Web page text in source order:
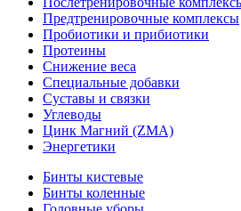
Предтренировочные комплексы
Пробиотики и прибиотики
Протеины
Снижение веса
Специальные добавки
Суставы и связки
Углеводы
Цинк Магний (ZMA)
Энергетики
Бинты кистевые
Бинты коленные